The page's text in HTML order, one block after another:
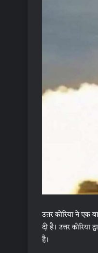
उत्तर कोरिया ने एक
दी है। उत्तर
है।